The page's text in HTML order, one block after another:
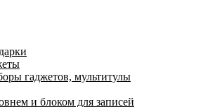
гаджетов, мультитулы
и блоком для записей